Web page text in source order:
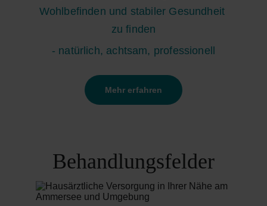
Wohlbefinden und stabiler Gesundheit
zu finden
Mehr erfahren
- natürlich, achtsam, professionell
Behandlungsfelder